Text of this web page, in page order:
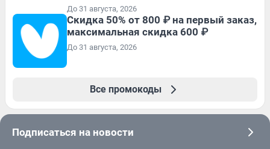
До 31 августа, 2026
Скидка 50% от 800 ₽ на первый заказ,
максимальная скидка 600 ₽
До 31 августа, 2026
Все промокоды
Подписаться на новости